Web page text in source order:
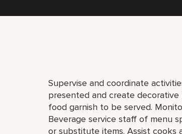
Supervise and coordinate
presented and create
food garnish to be served.
Beverage service staff of menu
or substitute items. Assist cooks